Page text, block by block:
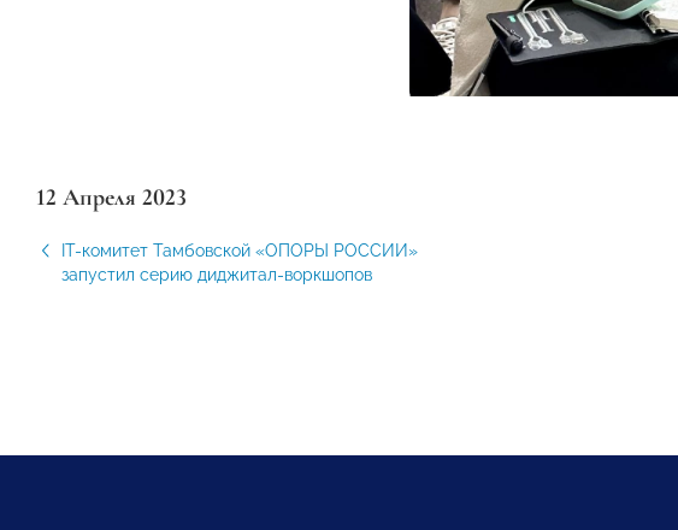
12 Апреля 2023
IT-комитет Тамбовской «ОПОРЫ РОССИИ»
запустил серию диджитал-воркшопов